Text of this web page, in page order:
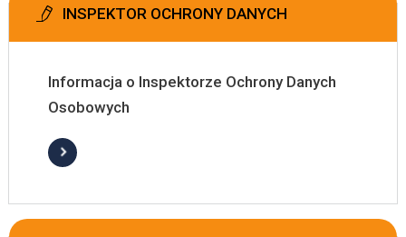
INSPEKTOR OCHRONY DANYCH
Informacja o Inspektorze Ochrony Danych
Osobowych